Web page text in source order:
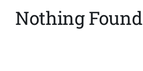
Nothing Found